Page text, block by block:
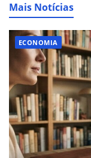
Mais Notícias
ECONOMIA